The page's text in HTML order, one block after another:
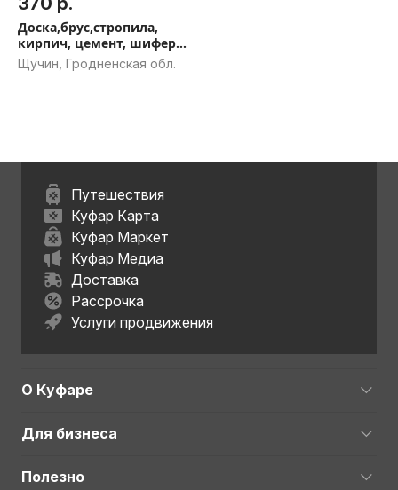
Доска,брус,стропила,
кирпич, цемент, шифер и
др.
Щучин, Гродненская обл.
Путешествия
Куфар Карта
Куфар Маркет
Куфар Медиа
Доставка
Рассрочка
Услуги продвижения
О Куфаре
Для бизнеса
Полезно